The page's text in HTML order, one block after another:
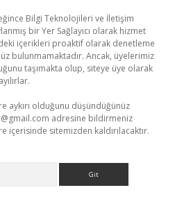
Bilgi Teknolojileri ve İletişim
bir Yer Sağlayıcı olarak hizmet
içerikleri proaktif olarak denetleme
bulunmamaktadır. Ancak, üyelerimiz
taşımakta olup, siteye üye olarak
aykırı olduğunu düşündüğünüz
adresine bildirmeniz
içerisinde sitemizden kaldırılacaktır.